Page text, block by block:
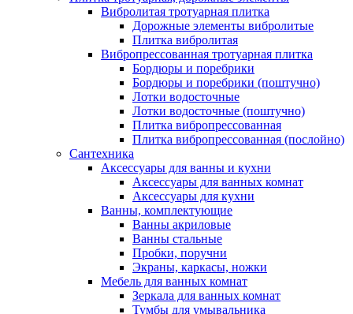
Вибролитая тротуарная плитка
Дорожные элементы вибролитые
Плитка вибролитая
Вибропрессованная тротуарная плитка
Бордюры и поребрики
Бордюры и поребрики (поштучно)
Лотки водосточные
Лотки водосточные (поштучно)
Плитка вибропрессованная
Плитка вибропрессованная (послойно)
Сантехника
Аксессуары для ванны и кухни
Аксессуары для ванных комнат
Аксессуары для кухни
Ванны, комплектующие
Ванны акриловые
Ванны стальные
Пробки, поручни
Экраны, каркасы, ножки
Мебель для ванных комнат
Зеркала для ванных комнат
Тумбы для умывальника